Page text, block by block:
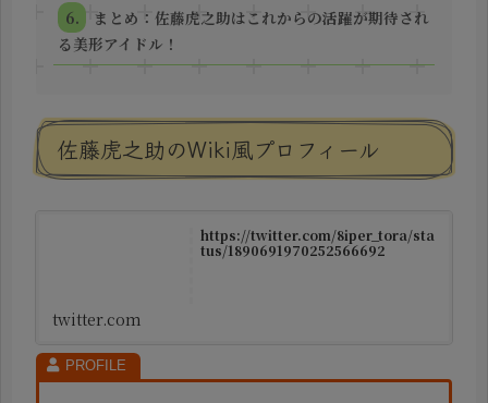
まとめ：佐藤虎之助はこれからの活躍が期待され
る美形アイドル！
佐藤虎之助のWiki風プロフィール
https://twitter.com/8iper_tora/sta
tus/1890691970252566692
twitter.com